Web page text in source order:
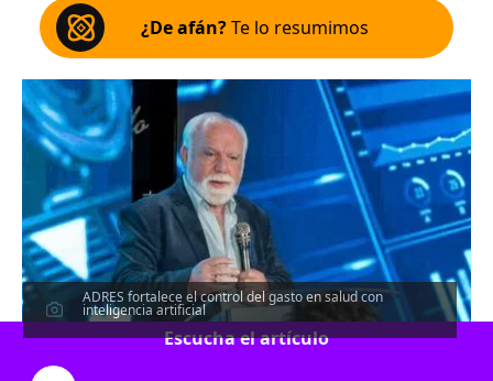
¿De afán?Te lo resumimos
ADRES fortalece el control del gasto en salud con
inteligencia artificial
Escucha el artículo